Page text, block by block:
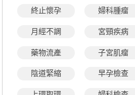
終止懷孕 婦科腫瘤
月經不調 宮頸疾病
藥物流產 子宮肌瘤
陰道緊縮 早孕檢查